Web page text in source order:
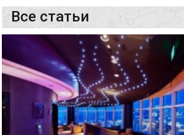
Все статьи